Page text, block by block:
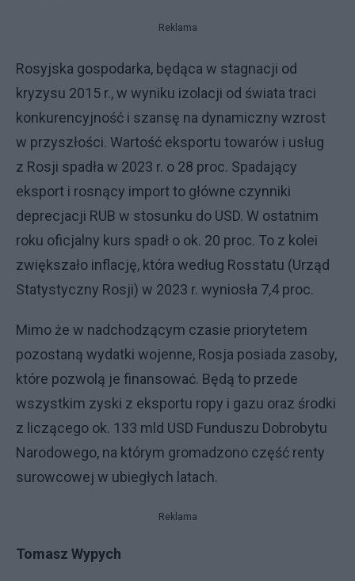
Reklama
Rosyjska gospodarka, będąca w stagnacji od
kryzysu 2015 r., w wyniku izolacji od świata traci
konkurencyjność i szansę na dynamiczny wzrost
w przyszłości. Wartość eksportu towarów i usług
z Rosji spadła w 2023 r. o 28 proc. Spadający
eksport i rosnący import to główne czynniki
deprecjacji RUB w stosunku do USD. W ostatnim
roku oficjalny kurs spadł o ok. 20 proc. To z kolei
zwiększało inflację, która według Rosstatu (Urząd
Statystyczny Rosji) w 2023 r. wyniosła 7,4 proc.
Mimo że w nadchodzącym czasie priorytetem
pozostaną wydatki wojenne, Rosja posiada zasoby,
które pozwolą je finansować. Będą to przede
wszystkim zyski z eksportu ropy i gazu oraz środki
z liczącego ok. 133 mld USD Funduszu Dobrobytu
Narodowego, na którym gromadzono część renty
surowcowej w ubiegłych latach.
Reklama
Tomasz Wypych